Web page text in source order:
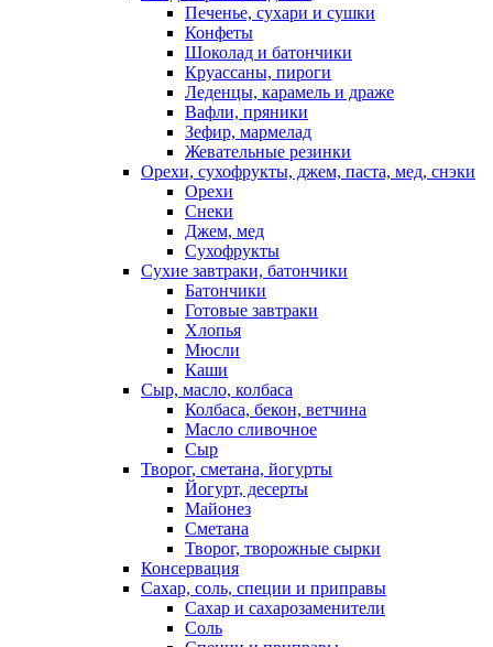
Печенье, сухари и сушки
Конфеты
Шоколад и батончики
Круассаны, пироги
Леденцы, карамель и драже
Вафли, пряники
Зефир, мармелад
Жевательные резинки
Орехи, сухофрукты, джем, паста, мед, снэки
Орехи
Снеки
Джем, мед
Сухофрукты
Сухие завтраки, батончики
Батончики
Готовые завтраки
Хлопья
Мюсли
Каши
Сыр, масло, колбаса
Колбаса, бекон, ветчина
Масло сливочное
Сыр
Творог, сметана, йогурты
Йогурт, десерты
Майонез
Сметана
Творог, творожные сырки
Консервация
Сахар, соль, специи и приправы
Сахар и сахарозаменители
Соль